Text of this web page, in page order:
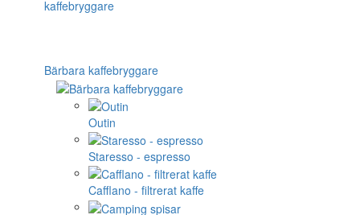
Bärbara kaffebryggare
Outin
Staresso - espresso
Cafflano - filtrerat kaffe